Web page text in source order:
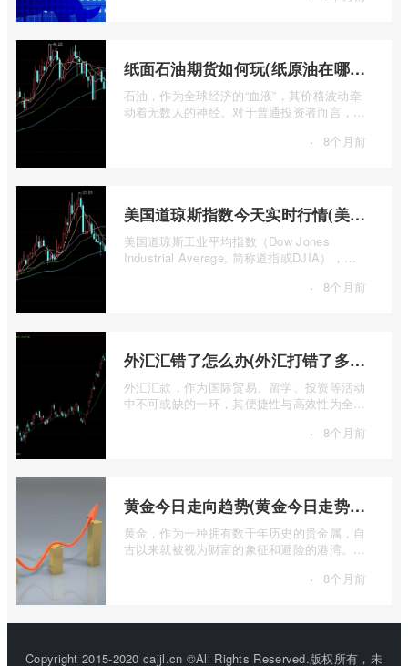
纸面石油期货如何玩(纸原油在哪里交易)
石油，作为全球经济的“血液”，其价格波动牵
动着无数人的神经。对于普通投资者而言，直
· 8个月前
美国道琼斯指数今天实时行情(美国道琼斯指数期货指数实时行情)
美国道琼斯工业平均指数（Dow Jones
Industrial Average, 简称道指或DJIA），无
· 8个月前
外汇汇错了怎么办(外汇打错了多久退回来)
外汇汇款，作为国际贸易、留学、投资等活动
中不可或缺的一环，其便捷性与高效性为全球
· 8个月前
黄金今日走向趋势(黄金今日走势分析建议)
黄金，作为一种拥有数千年历史的贵金属，自
古以来就被视为财富的象征和避险的港湾。在
· 8个月前
Copyright 2015-2020 cajjl.cn ©All Rights Reserved.版权所有，未